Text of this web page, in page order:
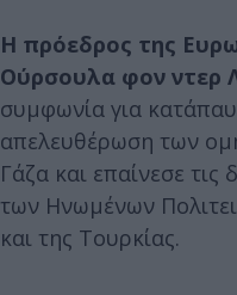
Η πρόεδρος της
Ούρσουλα φον ντερ
συμφωνία για
απελευθέρωση των
Γάζα και επαίνεσε
των Ηνωμένων
και της Τουρκίας.